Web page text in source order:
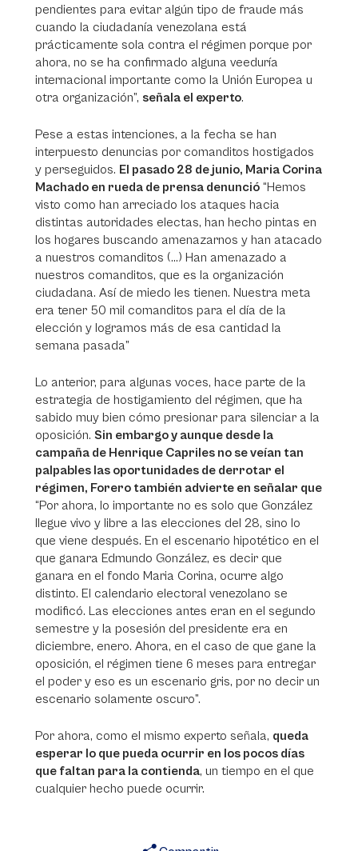
pendientes para evitar algún tipo de fraude más
cuando la ciudadanía venezolana está
prácticamente sola contra el régimen porque por
ahora, no se ha confirmado alguna veeduría
internacional importante como la Unión Europea u
otra organización”, señala el experto.
Pese a estas intenciones, a la fecha se han
interpuesto denuncias por comanditos hostigados
y perseguidos. El pasado 28 de junio, Maria Corina
Machado en rueda de prensa denunció “Hemos
visto como han arreciado los ataques hacia
distintas autoridades electas, han hecho pintas en
los hogares buscando amenazarnos y han atacado
a nuestros comanditos (...) Han amenazado a
nuestros comanditos, que es la organización
ciudadana. Así de miedo les tienen. Nuestra meta
era tener 50 mil comanditos para el día de la
elección y logramos más de esa cantidad la
semana pasada”
Lo anterior, para algunas voces, hace parte de la
estrategia de hostigamiento del régimen, que ha
sabido muy bien cómo presionar para silenciar a la
oposición. Sin embargo y aunque desde la
campaña de Henrique Capriles no se veían tan
palpables las oportunidades de derrotar el
régimen, Forero también advierte en señalar que
“Por ahora, lo importante no es solo que González
llegue vivo y libre a las elecciones del 28, sino lo
que viene después. En el escenario hipotético en el
que ganara Edmundo González, es decir que
ganara en el fondo Maria Corina, ocurre algo
distinto. El calendario electoral venezolano se
modificó. Las elecciones antes eran en el segundo
semestre y la posesión del presidente era en
diciembre, enero. Ahora, en el caso de que gane la
oposición, el régimen tiene 6 meses para entregar
el poder y eso es un escenario gris, por no decir un
escenario solamente oscuro”.
Por ahora, como el mismo experto señala, queda
esperar lo que pueda ocurrir en los pocos días
que faltan para la contienda, un tiempo en el que
cualquier hecho puede ocurrir.